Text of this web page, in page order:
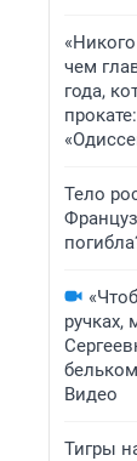
чем
года,
Тело
Видео
Тигры